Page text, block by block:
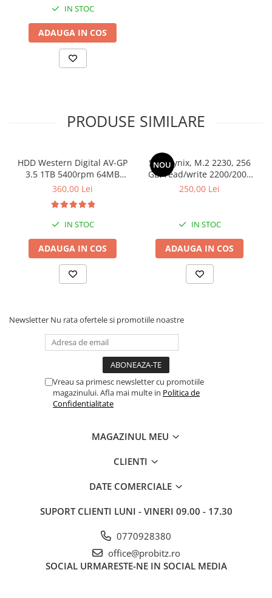
IN STOC
ADAUGA IN COS
PRODUSE SIMILARE
HDD Western Digital AV-GP
3.5 1TB 5400rpm 64MB
SATA3 (WD10EURX)
360,00 Lei
IN STOC
ADAUGA IN COS
NOU
SSD Hynix, M.2 2230, 256
GB, read/write 2200/2000
MB/s, bulk
250,00 Lei
IN STOC
ADAUGA IN COS
Newsletter Nu rata ofertele si promotiile noastre
Vreau sa primesc newsletter cu promotiile
magazinului. Afla mai multe in Politica de
Confidentialitate
MAGAZINUL MEU
CLIENTI
DATE COMERCIALE
SUPORT CLIENTI LUNI - VINERI 09.00 - 17.30
0770928380
office@probitz.ro
SOCIAL URMARESTE-NE IN SOCIAL MEDIA